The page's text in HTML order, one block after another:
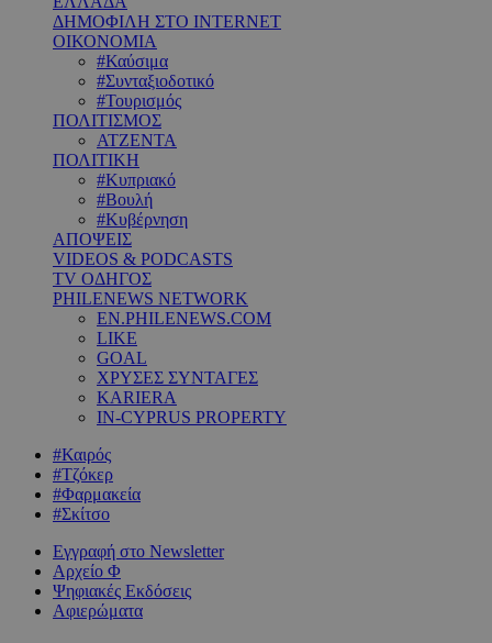
ΔΗΜΟΦΙΛΗ ΣΤΟ INTERNET
ΟΙΚΟΝΟΜΙΑ
#Καύσιμα
#Συνταξιοδοτικό
#Τουρισμός
ΠΟΛΙΤΙΣΜΟΣ
ΑΤΖΕΝΤΑ
ΠΟΛΙΤΙΚΗ
#Κυπριακό
#Βουλή
#Κυβέρνηση
ΑΠΟΨΕΙΣ
VIDEOS & PODCASTS
TV ΟΔΗΓΟΣ
PHILENEWS NETWORK
EN.PHILENEWS.COM
LIKE
GOAL
ΧΡΥΣΕΣ ΣΥΝΤΑΓΕΣ
KARIERA
IN-CYPRUS PROPERTY
#Καιρός
#Τζόκερ
#Φαρμακεία
#Σκίτσο
Εγγραφή στο Newsletter
Αρχείο Φ
Ψηφιακές Εκδόσεις
Αφιερώματα